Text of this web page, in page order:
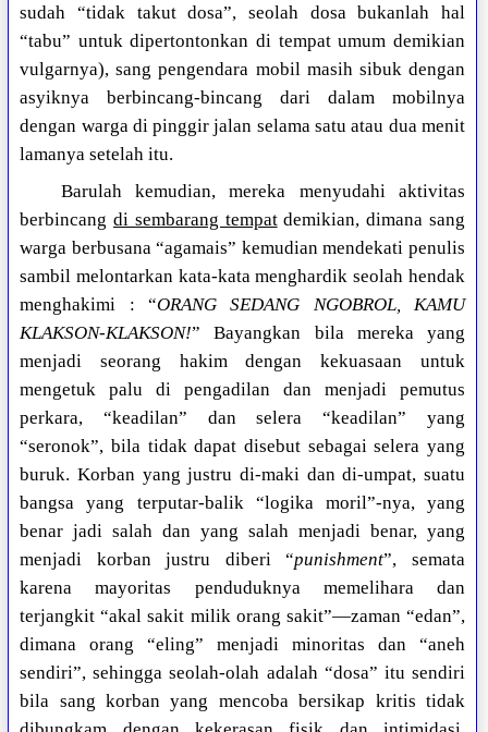
sudah “tidak takut dosa”, seolah dosa bukanlah hal
“tabu” untuk dipertontonkan di tempat umum demikian
vulgarnya), sang pengendara mobil masih sibuk dengan
asyiknya berbincang-bincang dari dalam mobilnya
dengan warga di pinggir jalan selama satu atau dua menit
lamanya setelah itu.
Barulah kemudian, mereka menyudahi aktivitas
berbincang di sembarang tempatdemikian, dimana sang
warga berbusana “agamais” kemudian mendekati penulis
sambil melontarkan kata-kata menghardik seolah hendak
menghakimi : “ORANG SEDANG NGOBROL, KAMU
KLAKSON-KLAKSON!” Bayangkan bila mereka yang
menjadi seorang hakim dengan kekuasaan untuk
mengetuk palu di pengadilan dan menjadi pemutus
perkara, “keadilan” dan selera “keadilan” yang
“seronok”, bila tidak dapat disebut sebagai selera yang
buruk. Korban yang justru di-maki dan di-umpat, suatu
bangsa yang terputar-balik “logika moril”-nya, yang
benar jadi salah dan yang salah menjadi benar, yang
menjadi korban justru diberi “punishment”, semata
karena mayoritas penduduknya memelihara dan
terjangkit “akal sakit milik orang sakit”—zaman “edan”,
dimana orang “eling” menjadi minoritas dan “aneh
sendiri”, sehingga seolah-olah adalah “dosa” itu sendiri
bila sang korban yang mencoba bersikap kritis tidak